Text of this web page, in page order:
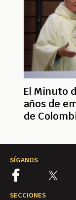
El Minuto
años de
de
SÍGANOS
SECCIONES